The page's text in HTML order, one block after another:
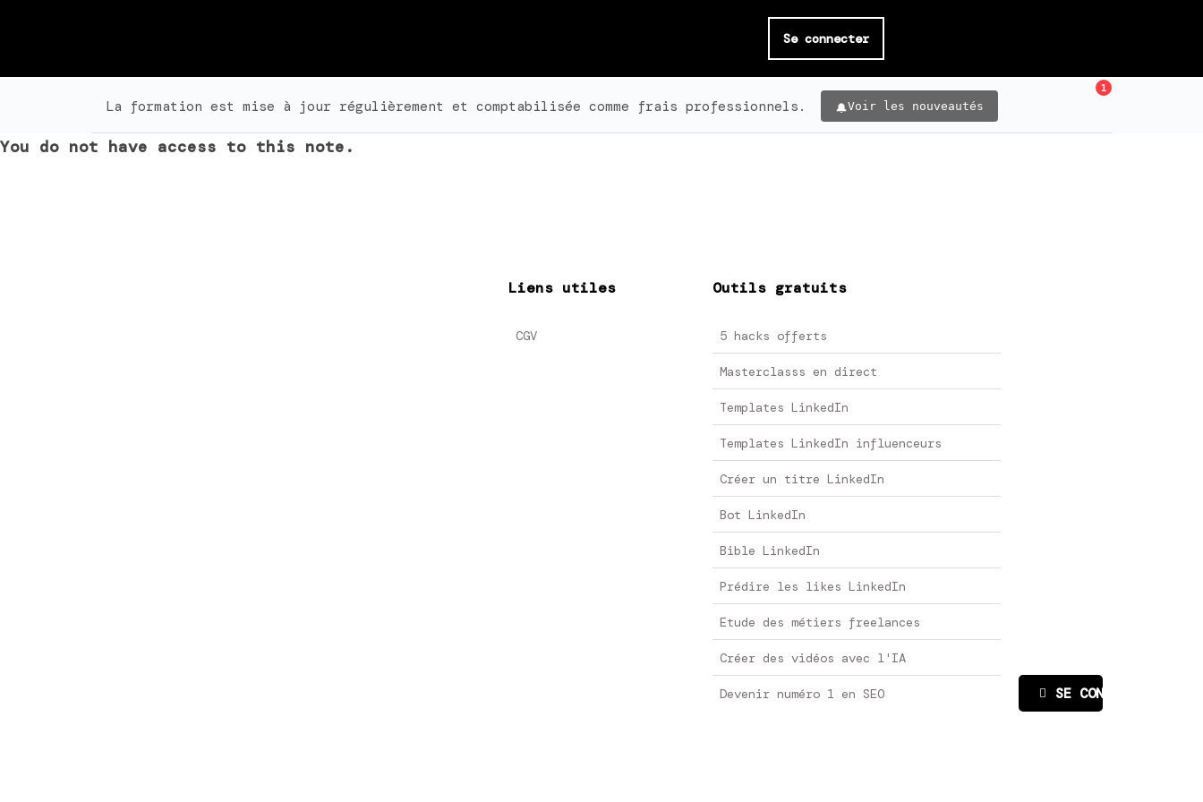
Se connecter
La formation est mise à jour régulièrement et comptabilisée comme frais professionnels. Voir les nouveautés
1
You do not have access to this note.
Liens utiles
CGV
Outils gratuits
5 hacks offerts
Masterclasss en direct
Templates LinkedIn
Templates LinkedIn influenceurs
Créer un titre LinkedIn
Bot LinkedIn
Bible LinkedIn
Prédire les likes LinkedIn
Etude des métiers freelances
Créer des vidéos avec l'IA
Devenir numéro 1 en SEO SE CONNECTER